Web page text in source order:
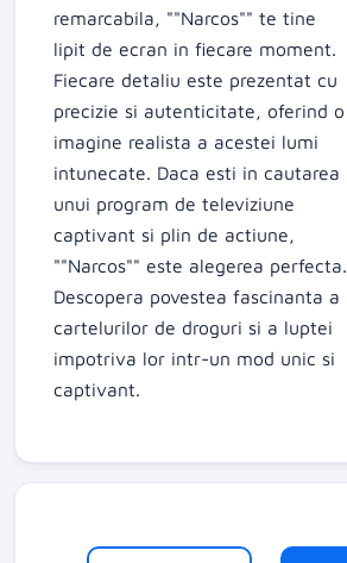
remarcabila, ""Narcos"" te tine
lipit de ecran in fiecare moment.
Fiecare detaliu este prezentat cu
precizie si autenticitate, oferind o
imagine realista a acestei lumi
intunecate. Daca esti in cautarea
unui program de televiziune
captivant si plin de actiune,
""Narcos"" este alegerea perfecta.
Descopera povestea fascinanta a
cartelurilor de droguri si a luptei
impotriva lor intr-un mod unic si
captivant.